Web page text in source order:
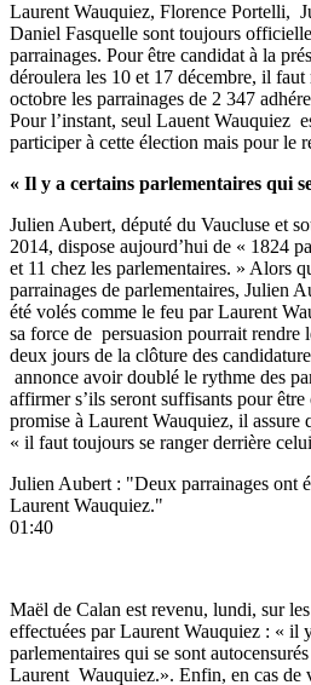
Laurent Wauquiez, Florence Portelli,
Daniel Fasquelle sont toujours
parrainages. Pour être candidat à la
déroulera les 10 et 17 décembre, il
octobre les parrainages de 2 347
Pour l’instant, seul Lauent Wauquiez
participer à cette élection mais pour le
« Il y a certains parlementaires qui
Julien Aubert, député du Vaucluse et
2014, dispose aujourd’hui de « 1824
et 11 chez les parlementaires. » Alors
parrainages de parlementaires, Julien
été volés comme le feu par Laurent
sa force de persuasion pourrait rendre
deux jours de la clôture des
annonce avoir doublé le rythme des
affirmer s’ils seront suffisants pour
promise à Laurent Wauquiez, il assure
« il faut toujours se ranger derrière
Julien Aubert : "Deux parrainages ont
Laurent Wauquiez."
01:40
Maël de Calan est revenu, lundi, sur
effectuées par Laurent Wauquiez : « il
parlementaires qui se sont
Laurent Wauquiez.». Enfin, en cas de